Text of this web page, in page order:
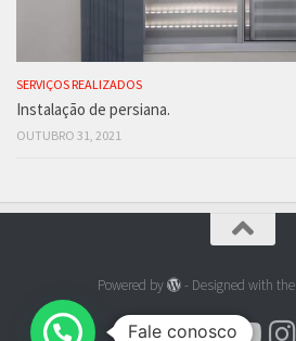
SERVIÇOS REALIZADOS
Instalação de persiana.
OUTUBRO 31, 2021
Powered by - Designed with the
Fale conosco